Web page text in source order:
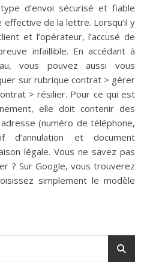
d’envoi sécurisé et fiable
de la lettre. Lorsqu’il y
et l’opérateur, l’accusé de
infaillible. En accédant à
vous pouvez aussi vous
sur rubrique contrat > gérer
> résilier. Pour ce qui est
elle doit contenir des
(numéro de téléphone,
d’annulation et document
légale. Vous ne savez pas
? Sur Google, vous trouverez
simplement le modèle